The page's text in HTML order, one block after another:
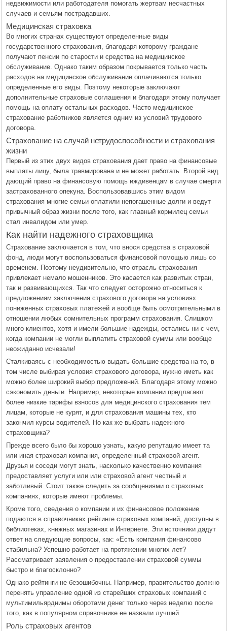
недвижимости или работодателя помогать жертвам несчастных
случаев и семьям пострадавших.
Медицинская страховка
Во многих странах существуют определенные виды
государственного страхования, благодаря которому граждане
получают пенсии по старости и средства на медицинское
обслуживание. Однако таким образом покрывается только часть
расходов на медицинское обслуживание оплачиваются только
определенные его виды. Поэтому некоторые заключают
дополнительные страховые соглашения и благодаря этому получает
помощь на оплату остальных расходов. Часто медицинское
страхование работников является одним из условий трудового
договора.
Страхование на случай нетрудоспособности и страхования
жизни
Первый из этих двух видов страхования дает право на финансовые
выплаты лицу, была травмирована и не может работать. Второй вид
дающий право на финансовую помощь иждивенцам в случае смерти
застрахованного опекуна. Воспользовавшись этим видом
страхования многие семьи оплатили непогашенные долги и ведут
привычный образ жизни после того, как главный кормилец семьи
стал инвалидом или умер.
Как найти надежного страховщика
Страхование заключается в том, что внося средства в страховой
фонд, люди могут воспользоваться финансовой помощью лишь со
временем. Поэтому неудивительно, что отрасль страхования
привлекает немало мошенников. Это касается как развитых стран,
так и развивающихся. Так что следует осторожно относиться к
предложениям заключения страхового договора на условиях
пониженных страховых платежей и вообще быть осмотрительными в
отношении любых сомнительных программ страхования. Слишком
много клиентов, хотя и имели большие надежды, остались ни с чем,
когда компании не могли выплатить страховой суммы или вообще
неожиданно исчезали!
Сталкиваясь с необходимостью выдать большие средства на то, в
том числе выбирая условия страхового договора, нужно иметь как
можно более широкий выбор предложений. Благодаря этому можно
сэкономить деньги. Например, некоторые компании предлагают
более низкие тарифы взносов для медицинского страхования тем
лицам, которые не курят, и для страхования машины тех, кто
закончил курсы водителей. Но как же выбрать надежного
страховщика?
Прежде всего было бы хорошо узнать, какую репутацию имеет та
или иная страховая компания, определенный страховой агент.
Друзья и соседи могут знать, насколько качественно компания
предоставляет услуги или или страховой агент честный и
заботливый. Стоит также следить за сообщениями о страховых
компаниях, которые имеют проблемы.
Кроме того, сведения о компании и их финансовое положение
подаются в справочниках рейтинге страховых компаний, доступны в
библиотеках, книжных магазинах и Интернете. Эти источники дадут
ответ на следующие вопросы, как: «Есть компания финансово
стабильна? Успешно работает на протяжении многих лет?
Рассматривает заявления о предоставлении страховой суммы
быстро и благосклонно?
Однако рейтинги не безошибочны. Например, правительство должно
перенять управление одной из старейших страховых компаний с
мультимильярднимы оборотами денег только через неделю после
того, как в популярном справочнике ее назвали лучшей.
Роль страховых агентов